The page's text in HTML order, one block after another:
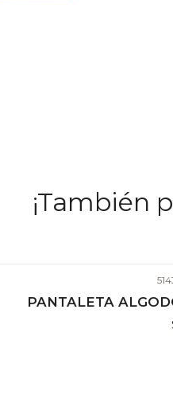
¡También
PANTALETA